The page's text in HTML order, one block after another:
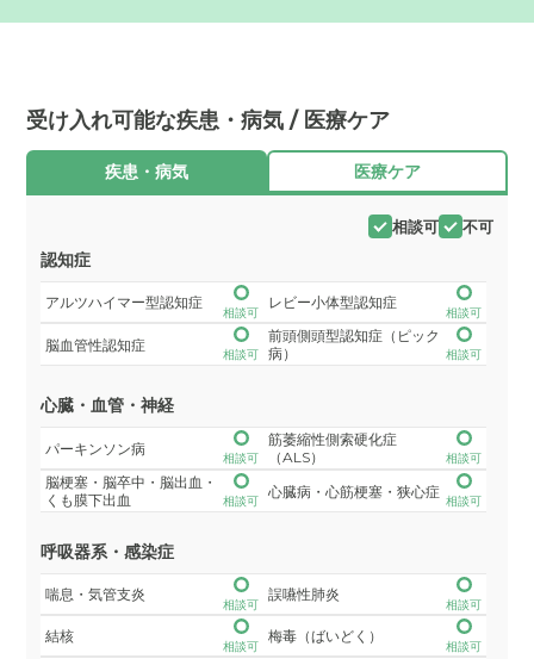
受け入れ可能な疾患・病気 / 医療ケア
疾患・病気 医療ケア
相談可 不可
認知症
アルツハイマー型認知症
相談可
レビー小体型認知症
相談可
脳血管性認知症
相談可
前頭側頭型認知症（ピック
病）
相談可
心臓・血管・神経
パーキンソン病
相談可
筋萎縮性側索硬化症
（ALS）
相談可
脳梗塞・脳卒中・脳出血・
くも膜下出血
相談可
心臓病・心筋梗塞・狭心症
相談可
呼吸器系・感染症
喘息・気管支炎
相談可
誤嚥性肺炎
相談可
結核
相談可
梅毒（ばいどく）
相談可